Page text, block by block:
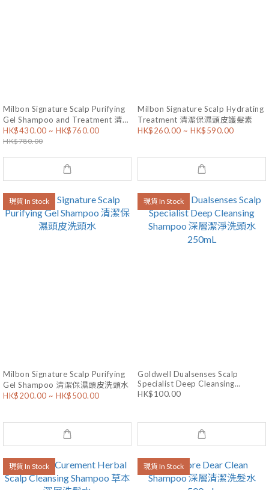
Milbon Signature Scalp Purifying
Gel Shampoo and Treatment 清潔
保濕頭皮洗護套裝
HK$430.00 ~ HK$760.00
HK$780.00
Milbon Signature Scalp Hydrating
Treatment 清潔保濕頭皮護髮素
HK$260.00 ~ HK$590.00
現貨 In Stock
Milbon Signature Scalp Purifying
Gel Shampoo 清潔保濕頭皮洗頭水
HK$200.00 ~ HK$500.00
現貨 In Stock
Goldwell Dualsenses Scalp
Specialist Deep Cleansing
Shampoo 深層潔淨洗頭水 250mL
HK$100.00
現貨 In Stock 現貨 In Stock